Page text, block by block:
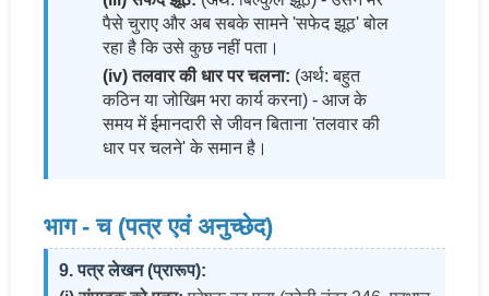
पैसे चुराए और अब सबके सामने 'सफेद झूठ' बोल
रहा है कि उसे कुछ नहीं पता।
(iv) तलवार की धार पर चलना: (अर्थ: बहुत
कठिन या जोखिम भरा कार्य करना) - आज के
समय में ईमानदारी से जीवन बिताना 'तलवार की
धार पर चलने' के समान है।
भाग - च (पत्र एवं अनुच्छेद)
9. पत्र लेखन (प्रारूप):